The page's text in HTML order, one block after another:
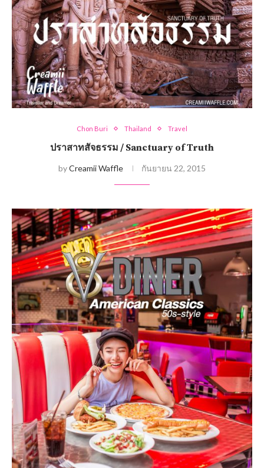
Chon Buri Thailand Travel
ปราสาทสัจธรรม / Sanctuary of Truth
byCreamii Waffle กันยายน 22, 2015